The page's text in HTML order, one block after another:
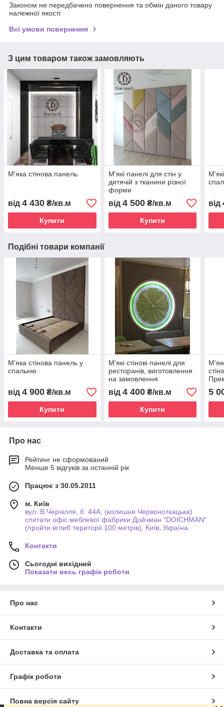
Законом не передбачено повернення та обмін даного товару
належної якості
Всі умови повернення
З цим товаром також замовляють
М'яка стінова панель
від 4 430 ₴/кв.м
Купити
М'які панелі для стін у
дитячій з тканини різної
форми
від 4 500₴/кв.м
Купити
від
Подібні товари компанії
М'яка стінова панель у
спальню
від 4 900 ₴/кв.м
Купити
М'які стінові панелі для
ресторанів, виготовлення
на замовлення
від 4 400₴/кв.м
Купити
5
Про нас
Рейтинг не сформований
Менше 5 відгуків за останній рік
Працює з 30.05.2011
м. Київ
вул. В.Черчілля, б. 44А, (колишня Червоноткацька)
спитати офіс меблевої фабрики Дойчман "DOICHMAN"
(пройти вглиб території 100 метрів), Київ, Україна
Контакти
Сьогодні вихідний
Показати весь графік роботи
Про нас
Контакти
Доставка та оплата
Графік роботи
Повна версія сайту